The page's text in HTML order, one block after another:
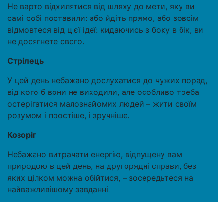
Не варто відхилятися від шляху до мети, яку ви
самі собі поставили: або йдіть прямо, або зовсім
відмовтеся від цієї ідеї: кидаючись з боку в бік, ви
не досягнете свого.
Стрілець
У цей день небажано дослухатися до чужих порад,
від кого б вони не виходили, але особливо треба
остерігатися малознайомих людей – жити своїм
розумом і простіше, і зручніше.
Козоріг
Небажано витрачати енергію, відпущену вам
природою в цей день, на другорядні справи, без
яких цілком можна обійтися, – зосередьтеся на
найважливішому завданні.